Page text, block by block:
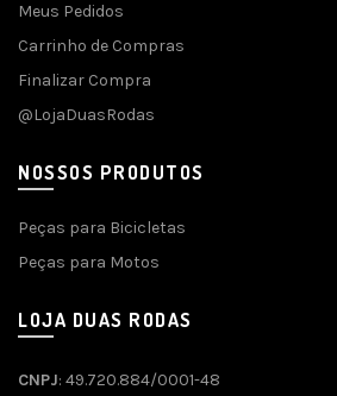
Meus Pedidos
Carrinho de Compras
Finalizar Compra
@LojaDuasRodas
NOSSOS PRODUTOS
Peças para Bicicletas
Peças para Motos
LOJA DUAS RODAS
CNPJ: 49.720.884/0001-48